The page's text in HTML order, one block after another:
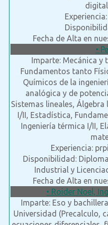
Fecha de Alta en
•
Imparte: Mecánica y
Fundamentos tanto
Químicos de la
analógica y de
Sistemas lineales,
I/II, Estadística,
Ingeniería térmica I/II,
Experiencia:
Disponibilidad:
Industrial y
Fecha de Alta en
• Roider Noel,
Imparte: Eso y
Universidad (Precalculo,